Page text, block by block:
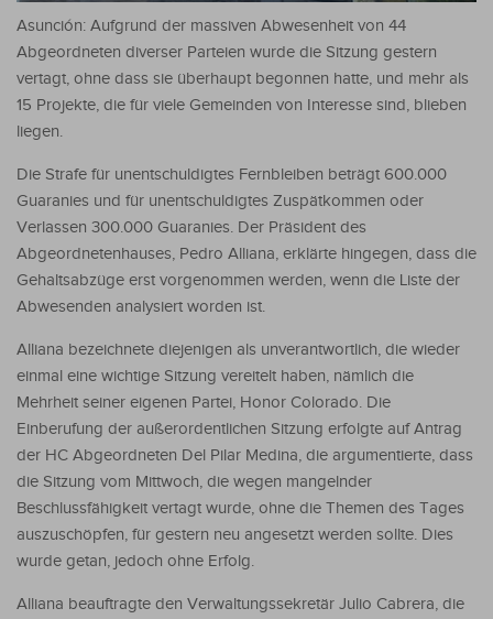
Asunción: Aufgrund der massiven Abwesenheit von 44
Abgeordneten diverser Parteien wurde die Sitzung gestern
vertagt, ohne dass sie überhaupt begonnen hatte, und mehr als
15 Projekte, die für viele Gemeinden von Interesse sind, blieben
liegen.
Die Strafe für unentschuldigtes Fernbleiben beträgt 600.000
Guaranies und für unentschuldigtes Zuspätkommen oder
Verlassen 300.000 Guaranies. Der Präsident des
Abgeordnetenhauses, Pedro Alliana, erklärte hingegen, dass die
Gehaltsabzüge erst vorgenommen werden, wenn die Liste der
Abwesenden analysiert worden ist.
Alliana bezeichnete diejenigen als unverantwortlich, die wieder
einmal eine wichtige Sitzung vereitelt haben, nämlich die
Mehrheit seiner eigenen Partei, Honor Colorado. Die
Einberufung der außerordentlichen Sitzung erfolgte auf Antrag
der HC Abgeordneten Del Pilar Medina, die argumentierte, dass
die Sitzung vom Mittwoch, die wegen mangelnder
Beschlussfähigkeit vertagt wurde, ohne die Themen des Tages
auszuschöpfen, für gestern neu angesetzt werden sollte. Dies
wurde getan, jedoch ohne Erfolg.
Alliana beauftragte den Verwaltungssekretär Julio Cabrera, die